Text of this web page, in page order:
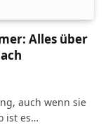
Alles über
auch wenn sie
ist es…